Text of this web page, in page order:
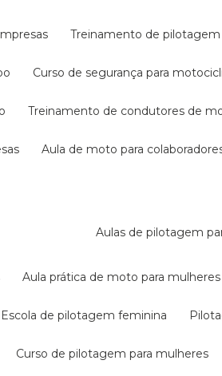
treinamento de
curso de segurança para
treinamento de condutores de
aula de moto para
aulas de pilotagem
aula prática de moto para mulheres
escola de pilotagem feminina
curso de pilotagem para mulheres